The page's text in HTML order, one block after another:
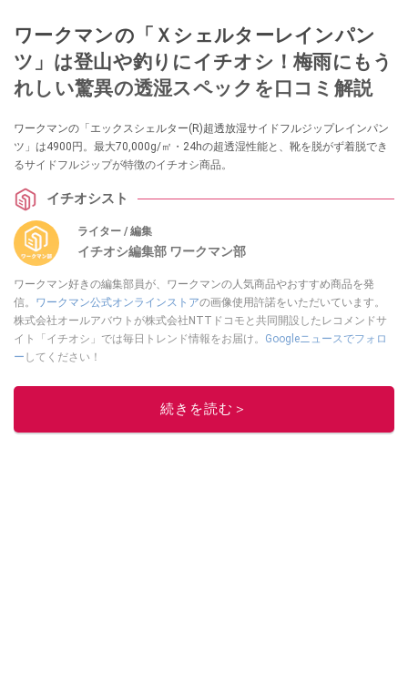
ワークマンの「Ｘシェルターレインパン
ツ」は登山や釣りにイチオシ！梅雨にもう
れしい驚異の透湿スペックを口コミ解説
ワークマンの「エックスシェルター(R)超透放湿サイドフルジップレインパン
ツ」は4900円。最大70,000g/㎡・24hの超透湿性能と、靴を脱がず着脱でき
るサイドフルジップが特徴のイチオシ商品。
イチオシスト
ライター / 編集
イチオシ編集部 ワークマン部
ワークマン好きの編集部員が、ワークマンの人気商品やおすすめ商品を発
信。 ワークマン公式オンラインストアの画像使用許諾をいただいています。
株式会社オールアバウトが株式会社NTTドコモと共同開設したレコメンドサ
イト「イチオシ」では毎日トレンド情報をお届け。 Googleニュースでフォロ
ー してください！
このイチオシストの他の記事を読む
続きを読む＞